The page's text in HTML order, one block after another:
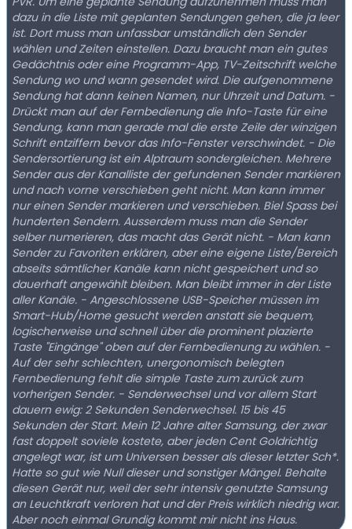
dazu in die Liste mit geplanten Sendungen gehen, die ja leer
ist. Dort muss man unfassbar umständlich den Sender
wählen und Zeiten einstellen. Dazu braucht man ein gutes
Gedächtnis oder eine Programm-App, TV-Zeitschrift welche
Sendung wo und wann gesendet wird. Die aufgenommene
Sendung hat dann keinen Namen, nur Uhrzeit und Datum. -
Drückt man auf der Fernbedienung die Info-Taste für eine
Sendung, kann man gerade mal die erste Zeile der winzigen
Schrift entziffern bevor das Info-Fenster verschwindet. - Die
Sendersortierung ist ein Alptraum sondergleichen. Mehrere
Sender aus der Kanalliste der gefundenen Sender markieren
und nach vorne verschieben geht nicht. Man kann immer
nur einen Sender markieren und verschieben. Biel Spass bei
hunderten Sendern. Ausserdem muss man die Sender
selber numerieren, das macht das Gerät nicht. - Man kann
Sender zu Favoriten erklären, aber eine eigene Liste/Bereich
abseits sämtlicher Kanäle kann nicht gespeichert und so
dauerhaft angewählt bleiben. Man bleibt immer in der Liste
aller Kanäle. - Angeschlossene USB-Speicher müssen im
Smart-Hub/Home gesucht werden anstatt sie bequem,
logischerweise und schnell über die prominent plazierte
Taste "Eingänge" oben auf der Fernbedienung zu wählen. -
Auf der sehr schlechten, unergonomisch belegten
Fernbedienung fehlt die simple Taste zum zurück zum
vorherigen Sender. - Senderwechsel und vor allem Start
dauern ewig: 2 Sekunden Senderwechsel. 15 bis 45
Sekunden der Start. Mein 12 Jahre alter Samsung, der zwar
fast doppelt soviele kostete, aber jeden Cent Goldrichtig
angelegt war, ist um Universen besser als dieser letzter Sch*.
Hatte so gut wie Null dieser und sonstiger Mängel. Behalte
diesen Gerät nur, weil der sehr intensiv genutzte Samsung
an Leuchtkraft verloren hat und der Preis wirklich niedrig war.
Aber noch einmal Grundig kommt mir nicht ins Haus.